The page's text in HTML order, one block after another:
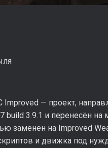
— проект,
build 3.9.1 и перенесён на
заменен на Improved
и движка под